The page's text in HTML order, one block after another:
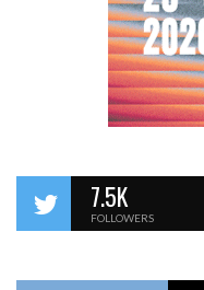
7.5K
FOLLOWERS